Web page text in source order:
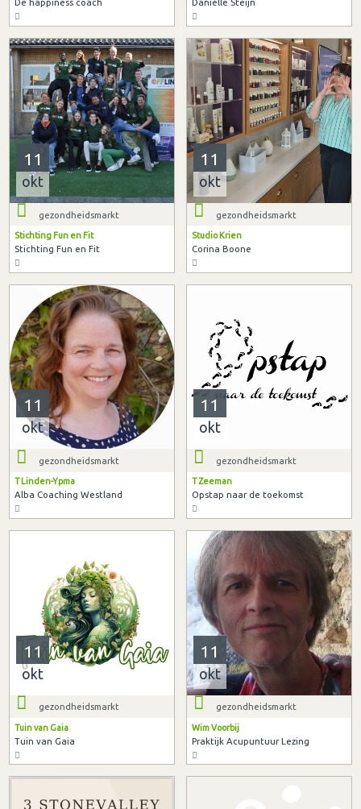
De happiness coach Danielle Steijn
11
okt
gezondheidsmarkt
Stichting Fun en Fit
Stichting Fun en Fit
11
okt
gezondheidsmarkt
Studio Krien
Corina Boone
11
okt
gezondheidsmarkt
T Linden-Ypma
Alba Coaching Westland
11
okt
gezondheidsmarkt
T Zeeman
Opstap naar de toekomst
11
okt
gezondheidsmarkt
Tuin van Gaia
Tuin van Gaia
11
okt
gezondheidsmarkt
Wim Voorbij
Praktijk Acupuntuur Lezing